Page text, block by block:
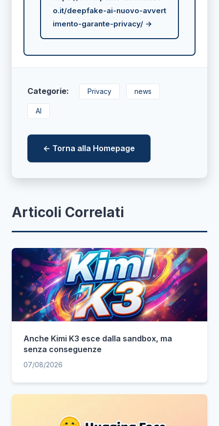
o.it/deepfake-ai-nuovo-avvert
imento-garante-privacy/ →
Categorie: Privacy news
AI
← Torna alla Homepage
Articoli Correlati
Anche Kimi K3 esce dalla sandbox, ma
senza conseguenze
07/08/2026